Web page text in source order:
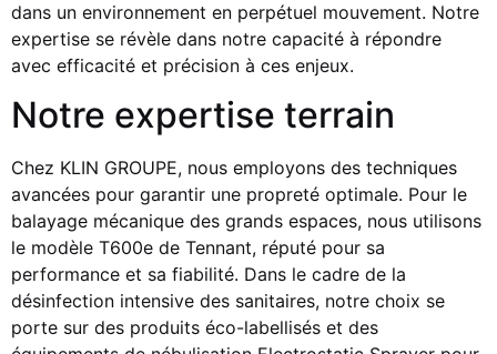
dans un environnement en perpétuel mouvement. Notre
expertise se révèle dans notre capacité à répondre
avec efficacité et précision à ces enjeux.
Notre expertise terrain
Chez KLIN GROUPE, nous employons des techniques
avancées pour garantir une propreté optimale. Pour le
balayage mécanique des grands espaces, nous utilisons
le modèle T600e de Tennant, réputé pour sa
performance et sa fiabilité. Dans le cadre de la
désinfection intensive des sanitaires, notre choix se
porte sur des produits éco-labellisés et des